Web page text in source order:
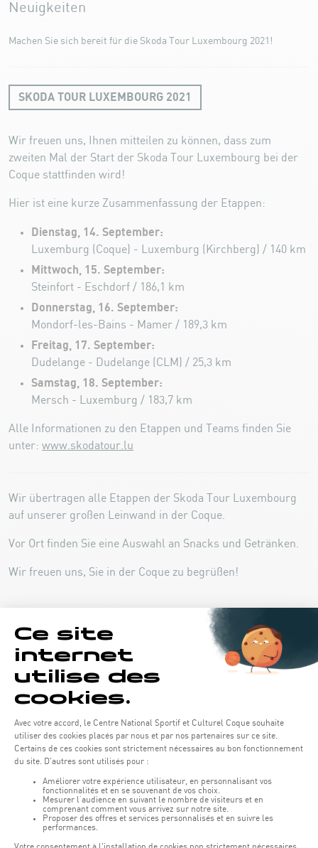
Neuigkeiten
Machen Sie sich bereit für die Skoda Tour Luxembourg 2021!
SKODA TOUR LUXEMBOURG 2021
Wir freuen uns, Ihnen mitteilen zu können, dass zum
zweiten Mal der Start der Skoda Tour Luxembourg bei der
Coque stattfinden wird!
Hier ist eine kurze Zusammenfassung der Etappen:
Dienstag, 14. September:
Luxemburg (Coque) - Luxemburg (Kirchberg) / 140 km
Mittwoch, 15. September:
Steinfort - Eschdorf / 186,1 km
Donnerstag, 16. September:
Mondorf-les-Bains - Mamer / 189,3 km
Freitag, 17. September:
Dudelange - Dudelange (CLM) / 25,3 km
Samstag, 18. September:
Mersch - Luxemburg / 183,7 km
Alle Informationen zu den Etappen und Teams finden Sie
unter: www.skodatour.lu
Wir übertragen alle Etappen der Skoda Tour Luxembourg
auf unserer großen Leinwand in der Coque.
Vor Ort finden Sie eine Auswahl an Snacks und Getränken.
Wir freuen uns, Sie in der Coque zu begrüßen!